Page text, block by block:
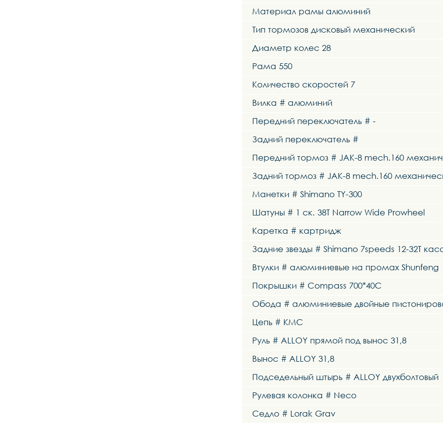
Материал рамы алюминий
Тип тормозов дисковый механический
Диаметр колес 28
Рама 550
Количество скоростей 7
Вилка # алюминий
Передний переключатель # -
Задний переключатель #
Передний тормоз # JAK-8 mech.160
Задний тормоз # JAK-8 mech.160
Манетки # Shimano TY-300
Шатуны # 1 ск. 38T Narrow Wide Prowheel
Каретка # картридж
Задние звезды # Shimano 7speeds 12-32Т
Втулки # алюминиевые на промах Shunfeng
Покрышки # Compass 700*40C
Обода # алюминиевые двойные
Цепь # KMC
Руль # ALLOY прямой под вынос 31,8
Вынос # ALLOY 31,8
Подседельный штырь # ALLOY двухболтовый
Рулевая колонка # Neco
Седло # Lorak Grav